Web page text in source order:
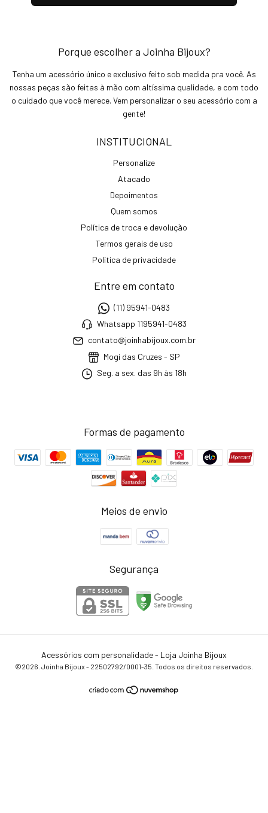
Porque escolher a Joinha Bijoux?
Tenha um acessório único e exclusivo feito sob medida pra você. As
nossas peças são feitas à mão com altíssima qualidade, e com todo
o cuidado que você merece. Vem personalizar o seu acessório com a
gente!
INSTITUCIONAL
Personalize
Atacado
Depoimentos
Quem somos
Política de troca e devolução
Termos gerais de uso
Política de privacidade
Entre em contato
(11) 95941-0483
Whatsapp 1195941-0483
contato@joinhabijoux.com.br
Mogi das Cruzes - SP
Seg. a sex. das 9h às 18h
Formas de pagamento
Meios de envio
Segurança
Acessórios com personalidade - Loja Joinha Bijoux
©2026. Joinha Bijoux - 22502792/0001-35. Todos os direitos reservados.